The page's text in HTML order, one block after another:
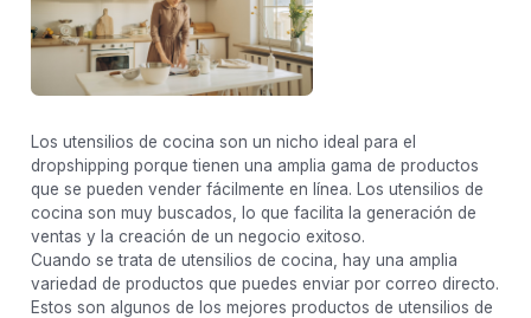
Los utensilios de cocina son un nicho ideal para el
dropshipping porque tienen una amplia gama de productos
que se pueden vender fácilmente en línea. Los utensilios de
cocina son muy buscados, lo que facilita la generación de
ventas y la creación de un negocio exitoso.
Cuando se trata de utensilios de cocina, hay una amplia
variedad de productos que puedes enviar por correo directo.
Estos son algunos de los mejores productos de utensilios de